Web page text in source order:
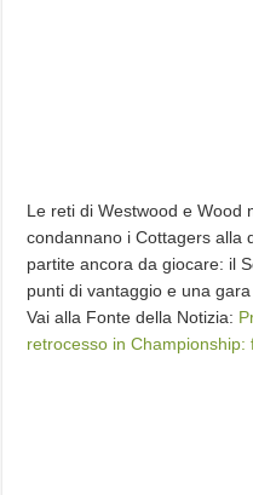
Le reti di Westwood e Wood
condannano i Cottagers alla
partite ancora da giocare: il
punti di vantaggio e una
Vai alla Fonte della Notizia:
retrocesso in Championship: